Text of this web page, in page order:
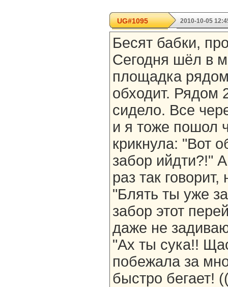
UG#1095 2010-10-05
Бесят бабки,
Сегодня шёл в
площадка
обходит. Рядом
сидело. Все
и я тоже пошол
крикнула: "Вот
забор ийдти?!"
раз так
"Блять ты уже
забор этот
даже не
"Ах ты сука!!
побежала за
быстро бегает!